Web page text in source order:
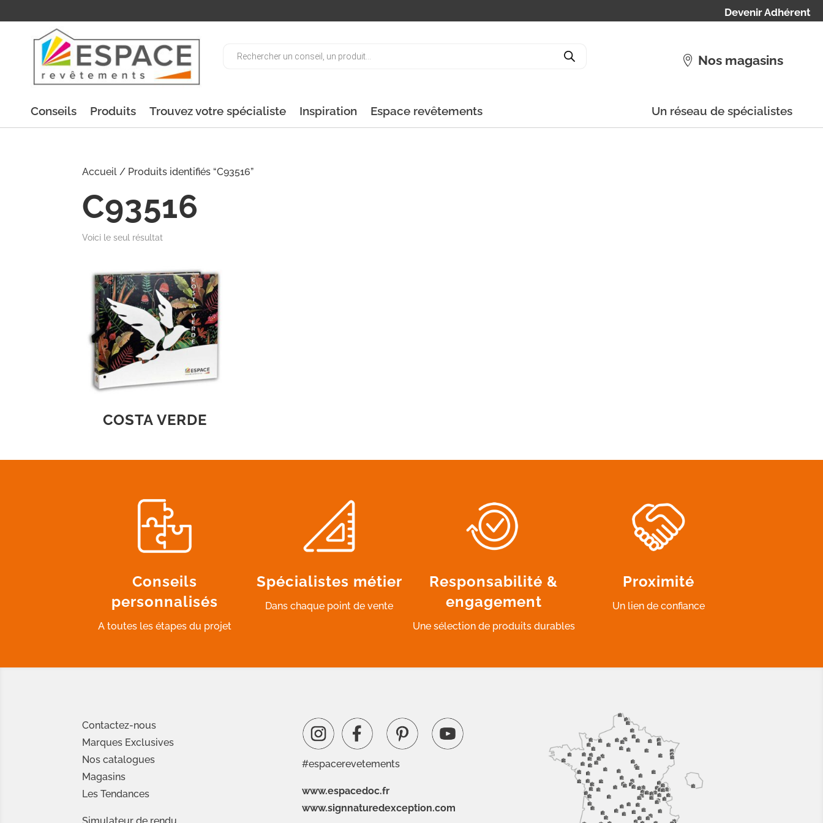
Devenir Adhérent
Nos magasins
Conseils Produits Trouvez votre spécialiste Inspiration Espace revêtements Un réseau de spécialistes
Accueil / Produits identifiés “C93516”
C93516
Voici le seul résultat
COSTA VERDE
Conseils
personnalisés
A toutes les étapes du projet
Spécialistes métier
Dans chaque point de vente
Responsabilité &
engagement
Une sélection de produits durables
Proximité
Un lien de confiance
Contactez-nous
Marques Exclusives
Nos catalogues
Magasins
Les Tendances
#espacerevetements
www.espacedoc.fr
www.signnaturedexception.com